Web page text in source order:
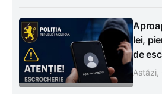
lei,
de
Astăzi,